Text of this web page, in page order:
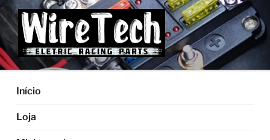
Pular
para
o
conteúdo
Início
Loja